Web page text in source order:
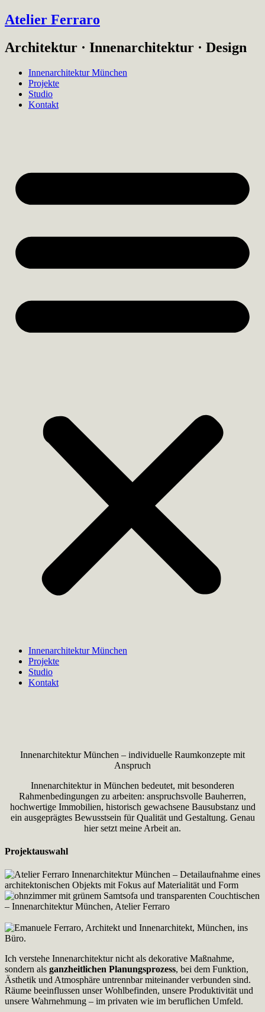
Atelier Ferraro
Architektur · Innenarchitektur · Design
Innenarchitektur München
Projekte
Studio
Kontakt
Innenarchitektur München
Projekte
Studio
Kontakt
Innenarchitektur München – individuelle Raumkonzepte mit
Anspruch
Innenarchitektur in München bedeutet, mit besonderen
Rahmenbedingungen zu arbeiten: anspruchsvolle Bauherren,
hochwertige Immobilien, historisch gewachsene Bausubstanz und
ein ausgeprägtes Bewusstsein für Qualität und Gestaltung. Genau
hier setzt meine Arbeit an.
Projektauswahl
Ich verstehe Innenarchitektur nicht als dekorative Maßnahme,
sondern als ganzheitlichen Planungsprozess, bei dem Funktion,
Ästhetik und Atmosphäre untrennbar miteinander verbunden sind.
Räume beeinflussen unser Wohlbefinden, unsere Produktivität und
unsere Wahrnehmung – im privaten wie im beruflichen Umfeld.